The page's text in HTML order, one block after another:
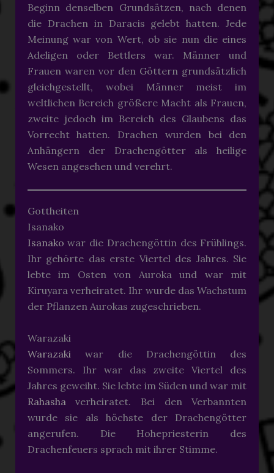
Beginn denselben Grundsätzen, nach denen
die Drachen in Daracis gelebt hatten. Jede
Meinung war von Wert, ob sie nun die eines
Adeligen oder Bettlers war. Männer und
Frauen waren vor den Göttern grundsätzlich
gleichgestellt, wobei Männer meist im
weltlichen Bereich größere Macht als Frauen,
zweite jedoch im Bereich des Glaubens das
Vorrecht hatten. Drachen wurden bei den
Anhängern der Drachengötter als heilige
Wesen angesehen und verehrt.
Gottheiten
Isanako
Isanako war die Drachengöttin des Frühlings.
Ihr gehörte das erste Viertel des Jahres. Sie
lebte im Osten von Auroka und war mit
Kiruyara verheiratet. Ihr wurde das Wachstum
der Pflanzen Aurokas zugeschrieben.
Warazaki
Warazaki war die Drachengöttin des
Sommers. Ihr war das zweite Viertel des
Jahres geweiht. Sie lebte im Süden und war mit
Rahasha verheiratet. Bei den Verbannten
wurde sie als höchste der Drachengötter
angerufen. Die Hohepriesterin des
Drachenfeuers sprach mit ihrer Stimme.